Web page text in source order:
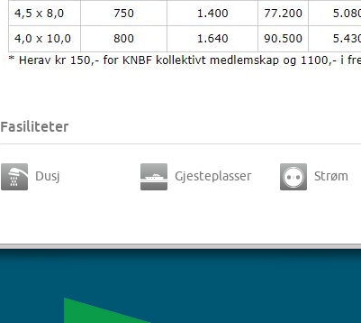
Fasiliteter
Dusj Gjesteplasser Strøm